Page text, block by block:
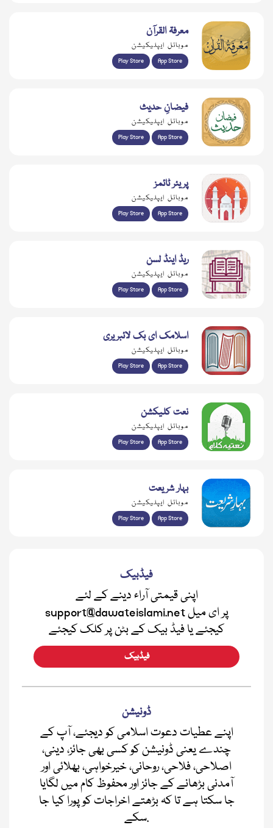
معرفۃ القرآن
موبائل ایپلیکیشن
Play Store App Store
فیضانِ حدیث
موبائل ایپلیکیشن
Play Store App Store
پریئر ٹائمز
موبائل ایپلیکیشن
Play Store App Store
ریڈ اینڈ لسن
موبائل ایپلیکیشن
Play Store App Store
اسلامک ای بک لائبریری
موبائل ایپلیکیشن
Play Store App Store
نعت کلیکشن
موبائل ایپلیکیشن
Play Store App Store
بہار شریعت
موبائل ایپلیکیشن
Play Store App Store
فیڈبیک
اپنی قیمتی آراء دینے کے لئے
support@dawateislami.net پر ای میل
کیجئے یا فیڈ بیک کے بٹن پر کلک کیجئے
فیڈبیک
ڈونیشن
اپنے عطیات دعوت اسلامی کو دیجئے، آپ کے
چندے یعنی ڈونیشن کو کسی بھی جائز، دینی،
اصلاحی، فلاحی، روحانی، خیرخواہی، بھلائی اور
آمدنی بڑھانے کے جائز اور محفوظ کام میں لگایا
جا سکتا ہے تا کہ بڑھتے اخراجات کو پورا کیا جا
سکے.